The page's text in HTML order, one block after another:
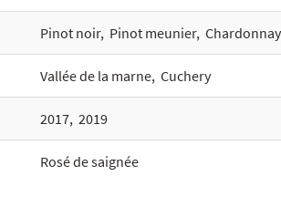
Pinot noir, Pinot meunier, Chardonnay
Vallée de la marne, Cuchery
2017, 2019
Rosé de saignée